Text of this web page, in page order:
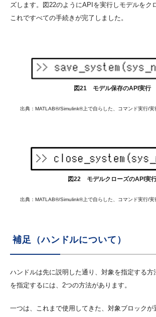
ズします。図22のようにAPIを実行しモデルをク
これですべての手続きが完了しました。
図21 モデル保存のAPI実行
出典：MATLAB®/Simulink®上で自らした、コマンド実行/実
図22 モデルクローズのAPI実
出典：MATLAB®/Simulink®上で自らした、コマンド実行/実
補足（ハンドルについて）
ハンドルは先に説明した通り、対象を指定する方
を指定するには、2つの方法があります。
一つは、これまで使用してきた、対象ブロックが